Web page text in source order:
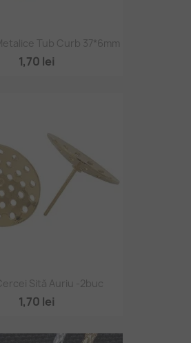
Tub Curb 37*6mm
1,70 lei
Sită Auriu -2buc
1,70 lei